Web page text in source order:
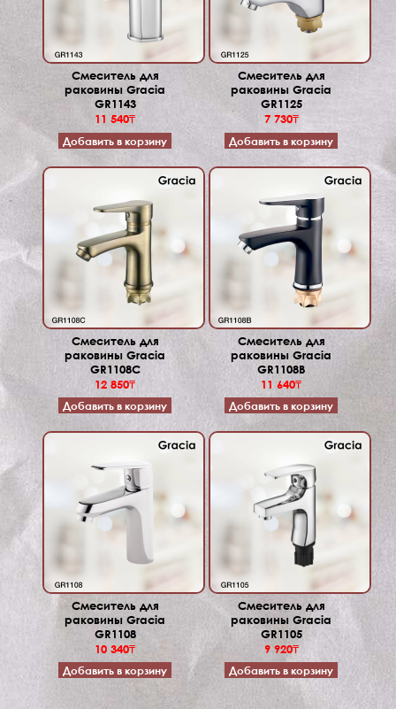
Смеситель для
раковины Gracia
GR1143
11 540₸
Добавить в корзину
Смеситель для
раковины Gracia
GR1125
7 730₸
Добавить в корзину
Смеситель для
раковины Gracia
GR1108C
12 850₸
Добавить в корзину
Смеситель для
раковины Gracia
GR1108B
11 640₸
Добавить в корзину
Смеситель для
раковины Gracia
GR1108
10 340₸
Добавить в корзину
Смеситель для
раковины Gracia
GR1105
9 920₸
Добавить в корзину